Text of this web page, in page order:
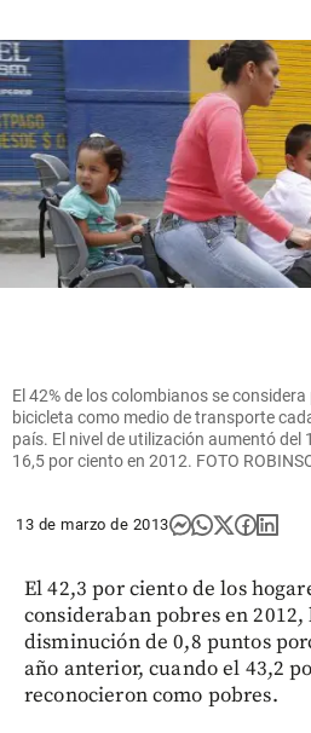
El 42% de los colombianos se considera
bicicleta como medio de transporte
país. El nivel de utilización aumentó del
16,5 por ciento en 2012. FOTO
13 de marzo de 2013
El 42,3 por ciento de los
consideraban pobres en
disminución de 0,8 puntos
año anterior, cuando el 43,2
reconocieron como pobres.